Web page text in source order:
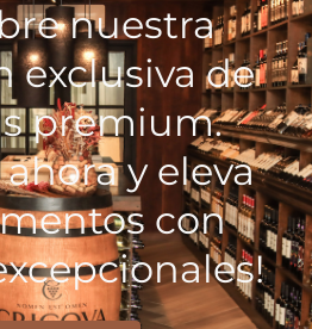
nuestra
exclusiva de
premium.
ahora y eleva
con